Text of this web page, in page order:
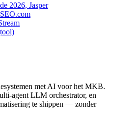
2026, Jasper
met AI voor het MKB.
agent LLM orchestrator, en
te shippen — zonder